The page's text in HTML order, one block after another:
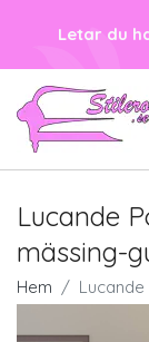
Letar du
Lucande
mässing-
Hem